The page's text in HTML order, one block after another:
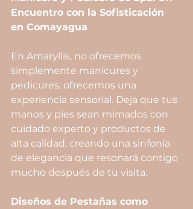
Encuentro con la Sofisticación
en Comayagua
En Amaryllis, no ofrecemos
simplemente manicures y
pedicures, ofrecemos una
experiencia sensorial. Deja que tus
manos y pies sean mimados con
cuidado experto y productos de
alta calidad, creando una sinfonía
de elegancia que resonará contigo
mucho después de tu visita.
Diseños de Pestañas como